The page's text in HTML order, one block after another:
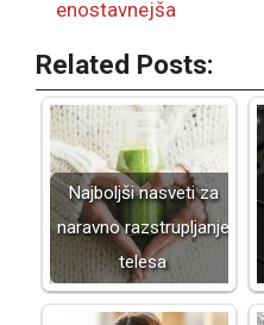
enostavnejša
Related Posts:
Najboljši nasveti za
naravno razstrupljanje
telesa